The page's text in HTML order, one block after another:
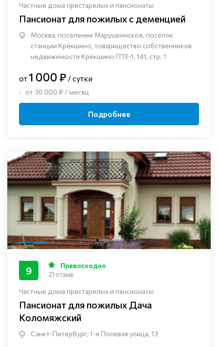
Частные дома престарелых и пансионаты
Пансионат для пожилых с деменцией
Москва, поселение Марушкинское, посёлок
станции Крёкшино, товарищество собственников
недвижимости Крёкшино ГПЗ-1, 141, стр. 1
от1 000 ₽ / сутки
от 30 000 ₽ / месяц
Подробнее
Частные дома престарелых и пансионаты
Пансионат для пожилых Дача
Коломяжский
Санкт-Петербург, 1-я Полевая улица, 13
9 Превосходно
21 отзыв